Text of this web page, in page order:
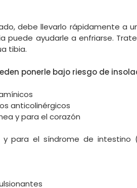
debe llevarlo rápidamente a
puede ayudarle a enfriarse.
tibia.
ponerle bajo riesgo de
anticolinérgicos
y para el corazón
para el síndrome de intestino